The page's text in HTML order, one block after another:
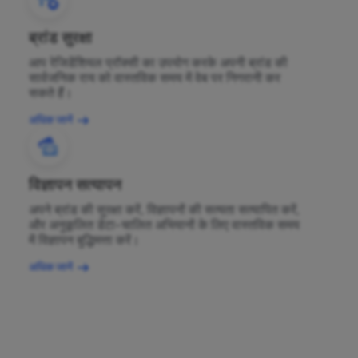
ब्रांड सुरक्षा
आप रेजिडेंशियल प्रॉक्सी का उपयोग करके अपनी ब्रांड की
सार्वजनिक राय को वास्तविक समय में वेब पर निगरानी कर
सकते हैं।
अधिक जानें
विज्ञापन सत्यापन
अपने ब्रांड की सुरक्षा करें, विज्ञापनों की सत्यता सत्यापित करें,
और अनुकूलित डेटा-चालित अभियानों के लिए वास्तविक समय
में विज्ञापन बुद्धिमत्ता करें।
अधिक जानें